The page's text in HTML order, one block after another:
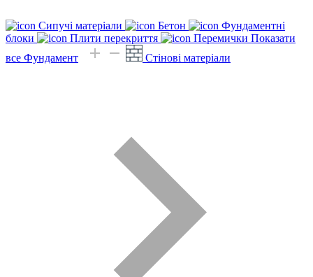
Сипучі матеріали Бетон
Фундаментні
блоки
Плити перекриття Перемички Показати
все Фундамент
Стінові матеріали